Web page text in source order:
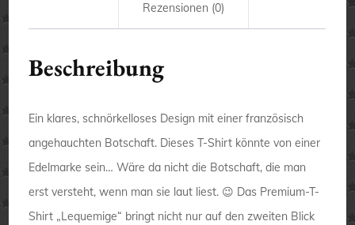
Rezensionen (0)
Beschreibung
Ein klares, schnörkelloses Design mit einer französisch
angehauchten Botschaft. Dieses T-Shirt könnte von einer
Edelmarke sein… Wäre da nicht die Botschaft, die man
erst versteht, wenn man sie laut liest. 😉 Das Premium-T-
Shirt „Lequemige“ bringt nicht nur auf den zweiten Blick